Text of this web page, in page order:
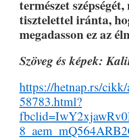
természet
tisztelettel iránta,
megadasson ez az
Szöveg és képek:
https://hetnap.rs/
58783.html?